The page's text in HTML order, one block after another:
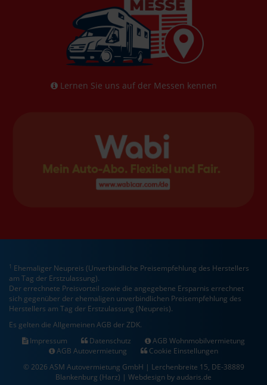
Lernen Sie uns auf der Messen kennen
1 Ehemaliger Neupreis (Unverbindliche Preisempfehlung des Herstellers
am Tag der Erstzulassung).
Der errechnete Preisvorteil sowie die angegebene Ersparnis errechnet
sich gegenüber der ehemaligen unverbindlichen Preisempfehlung des
Herstellers am Tag der Erstzulassung (Neupreis).
Es gelten die Allgemeinen AGB der ZDK.
Impressum
Datenschutz
AGB Wohnmobilvermietung
AGB Autovermietung
Cookie Einstellungen
© 2026 ASM Autovermietung GmbH | Lerchenbreite 15, DE-38889
Blankenburg (Harz) | Webdesign by audaris.de